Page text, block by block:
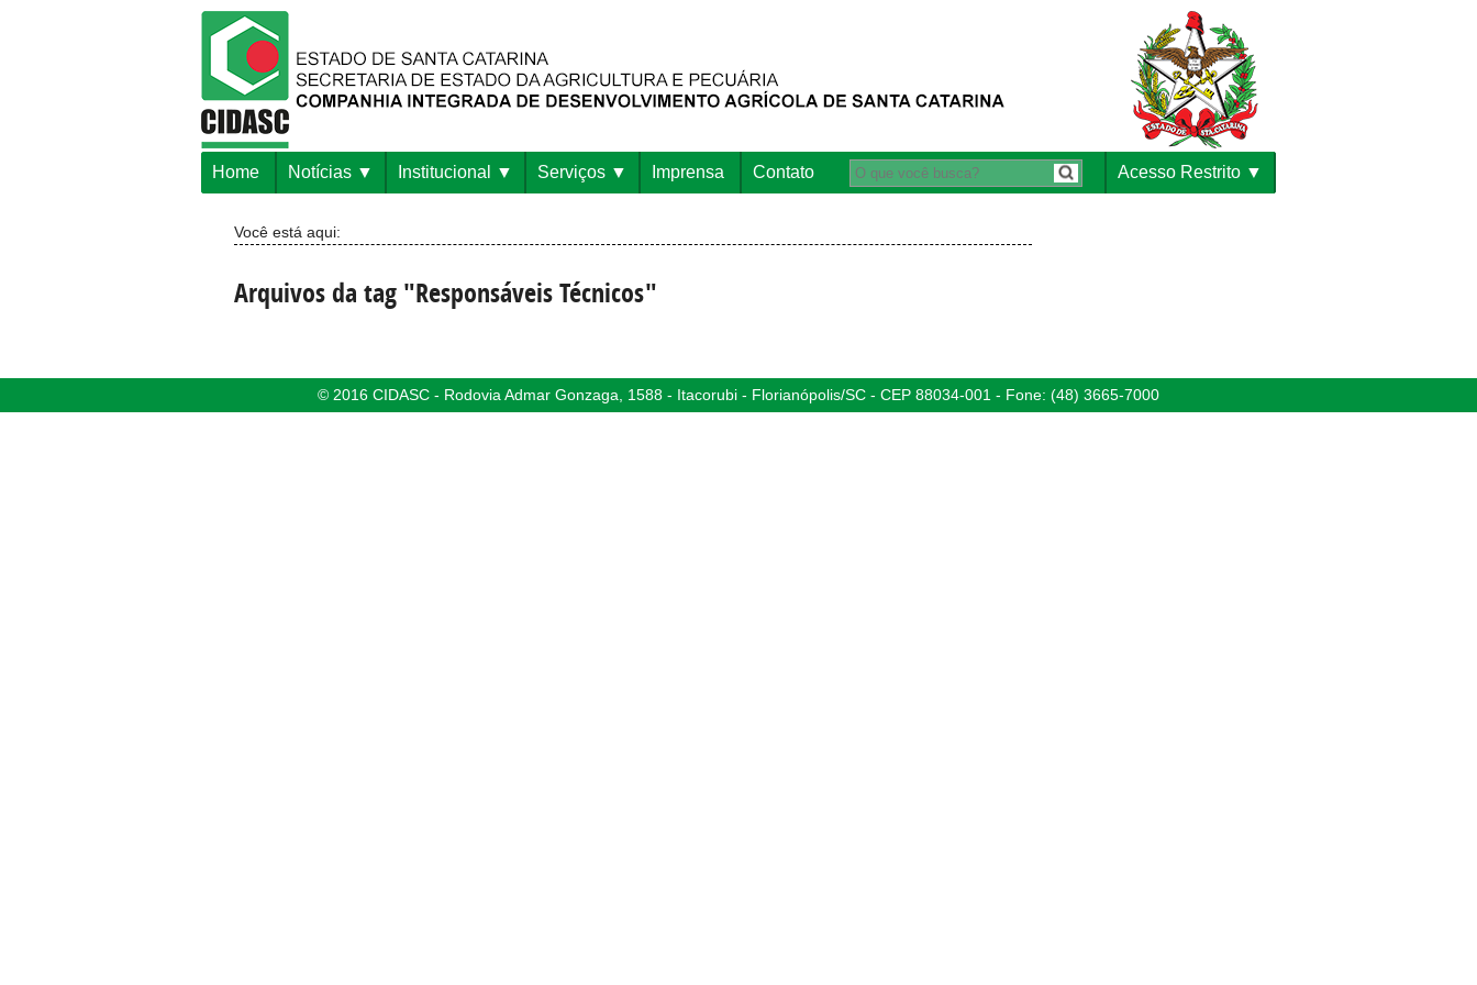
Home Notícias Institucional Serviços Imprensa Contato Acesso Restrito
Você está aqui:
Arquivos da tag "Responsáveis Técnicos"
© 2016 CIDASC - Rodovia Admar Gonzaga, 1588 - Itacorubi - Florianópolis/SC - CEP 88034-001 - Fone: (48) 3665-7000